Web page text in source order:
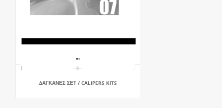
∆ΑΓΚΑΝΕΣ ΣΕΤ / CALIPERS KITS